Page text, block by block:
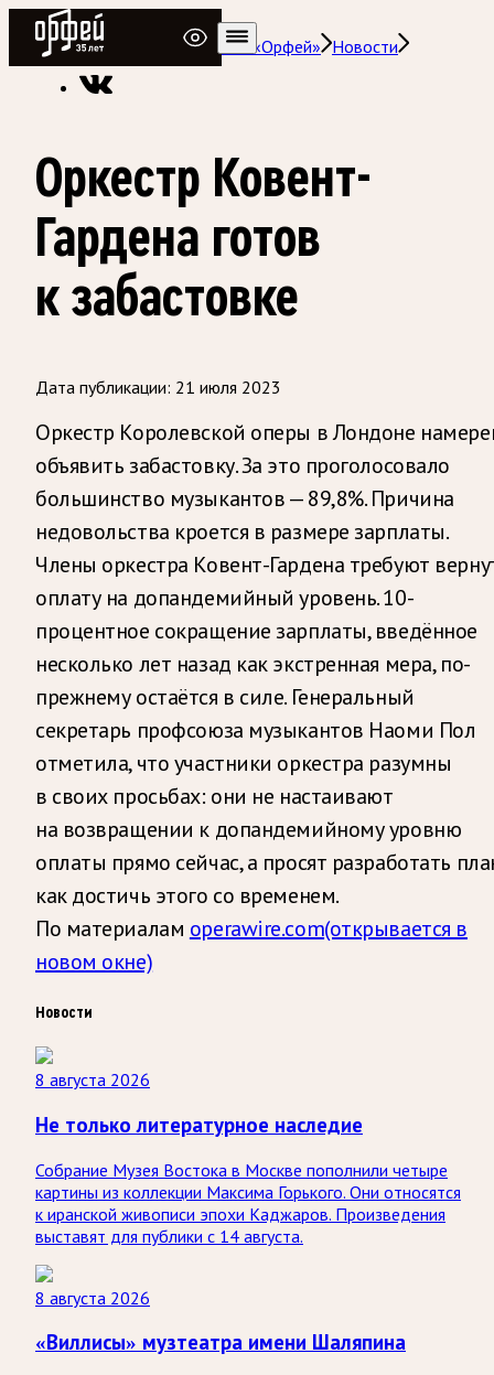
Радио Орфей
Радио классической музыки «Орфей» Новости
Оркестр Ковент-
Гардена готов
к забастовке
Дата публикации: 21 июля 2023
Оркестр Королевской оперы в Лондоне
объявить забастовку. За это проголосовало
большинство музыкантов — 89,8%. Причина
недовольства кроется в размере зарплаты.
Члены оркестра Ковент-Гардена требуют
оплату на допандемийный уровень. 10-
процентное сокращение зарплаты, введённое
несколько лет назад как экстренная мера, по-
прежнему остаётся в силе. Генеральный
секретарь профсоюза музыкантов Наоми Пол
отметила, что участники оркестра разумны
в своих просьбах: они не настаивают
на возвращении к допандемийному уровню
оплаты прямо сейчас, а просят разработать
как достичь этого со временем.
По материалам operawire.com(открывается в
новом окне)
Новости
8 августа 2026
Не только литературное наследие
Собрание Музея Востока в Москве пополнили четыре
картины из коллекции Максима Горького. Они относятся
к иранской живописи эпохи Каджаров. Произведения
выставят для публики с 14 августа.
8 августа 2026
«Виллисы» музтеатра имени Шаляпина